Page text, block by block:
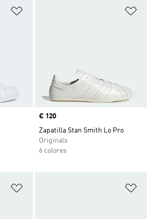
Precio
€ 120
Zapatilla Stan Smith Lo Pro
Originals
6 colores